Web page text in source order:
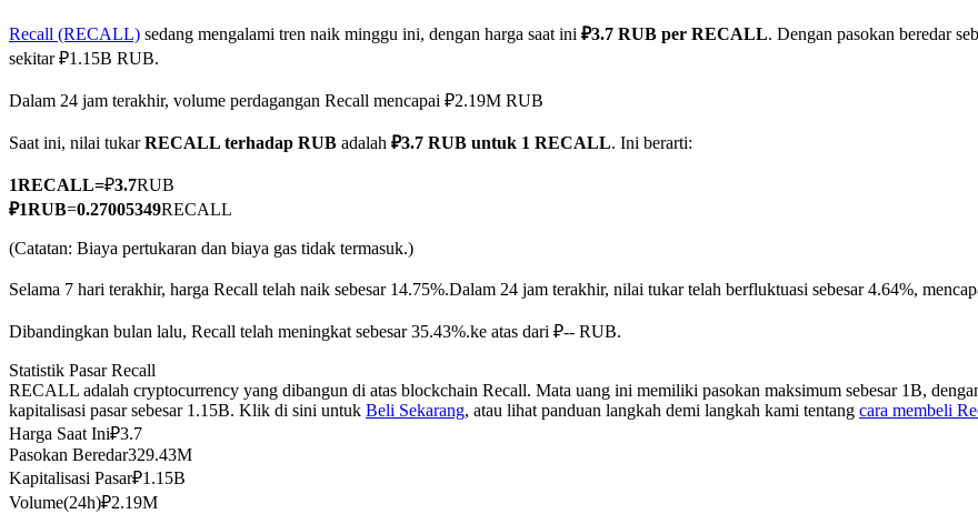
TradFi
USDC Berjangka
Kontrak berjangka menggunakan USDC sebagai jaminannya
Recall (RECALL) sedang mengalami tren naik minggu ini, dengan harga saat ini ₽3.7 RUB per RECALL. Dengan pasokan beredar
sekitar ₽1.15B RUB.
Dalam 24 jam terakhir, volume perdagangan Recall mencapai ₽2.19M RUB
Saat ini, nilai tukarRECALL terhadap RUB adalah ₽3.7 RUB untuk 1 RECALL. Ini berarti:
1RECALL=₽3.7RUB
₽1RUB=0.27005349RECALL
(Catatan: Biaya pertukaran dan biaya gas tidak termasuk.)
Selama 7 hari terakhir, harga Recall telah naik sebesar 14.75%.Dalam 24 jam terakhir, nilai tukar telah berfluktuasi sebesar 4.64%,
Dibandingkan bulan lalu, Recall telah meningkat sebesar 35.43%.ke atas dari ₽-- RUB.
Statistik Pasar Recall
RECALL adalah cryptocurrency yang dibangun di atas blockchain Recall. Mata uang ini memiliki pasokan maksimum sebesar 1B,
kapitalisasi pasar sebesar 1.15B. Klik di sini untuk Beli Sekarang, atau lihat panduan langkah demi langkah kami tentang cara membeli
Harga Saat Ini₽3.7
Pasokan Beredar329.43M
Kapitalisasi Pasar₽1.15B
Volume(24h)₽2.19M